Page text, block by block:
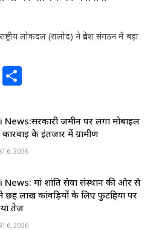
लोकदल (रालोद) ने प्रदेश संगठन में बड़ा
X
ar
e
News:सरकारी जमीन पर लगा मोबाइल
कार्रवाई के इंतजार में ग्रामीण
6, 2026
News: मां शांति सेवा संस्थान की ओर से
छह लाख कांवड़ियों के लिए फुटहिया पर
तेज
6, 2026